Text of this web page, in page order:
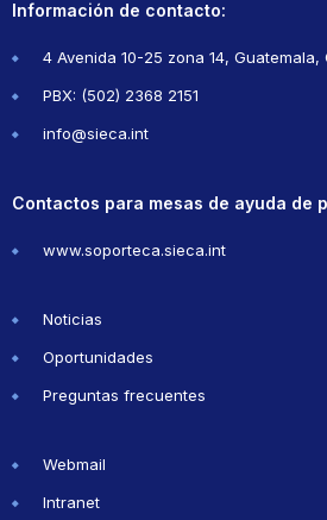
Información de contacto:
4 Avenida 10-25 zona 14,
PBX: (502) 2368 2151
info@sieca.int
Contactos para mesas de ayuda de
www.soporteca.sieca.int
Noticias
Oportunidades
Preguntas frecuentes
Webmail
Intranet